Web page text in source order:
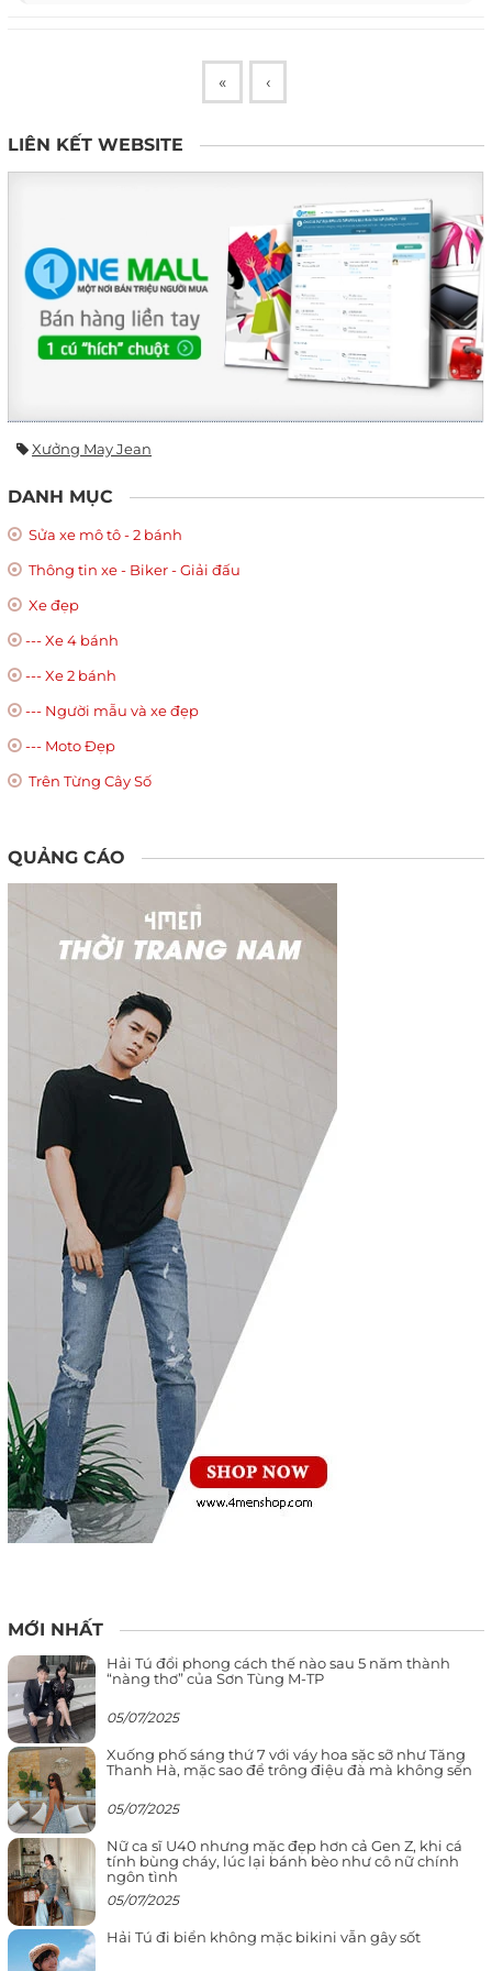
« ‹
LIÊN KẾT WEBSITE
Xưởng May Jean
DANH MỤC
Sửa xe mô tô - 2 bánh
Thông tin xe - Biker - Giải đấu
Xe đẹp
--- Xe 4 bánh
--- Xe 2 bánh
--- Người mẫu và xe đẹp
--- Moto Đẹp
Trên Từng Cây Số
QUẢNG CÁO
MỚI NHẤT
Hải Tú đổi phong cách thế nào sau 5 năm thành
“nàng thơ” của Sơn Tùng M-TP
05/07/2025
Xuống phố sáng thứ 7 với váy hoa sặc sỡ như Tăng
Thanh Hà, mặc sao để trông điệu đà mà không sến
05/07/2025
Nữ ca sĩ U40 nhưng mặc đẹp hơn cả Gen Z, khi cá
tính bùng cháy, lúc lại bánh bèo như cô nữ chính
ngôn tình
05/07/2025
Hải Tú đi biển không mặc bikini vẫn gây sốt